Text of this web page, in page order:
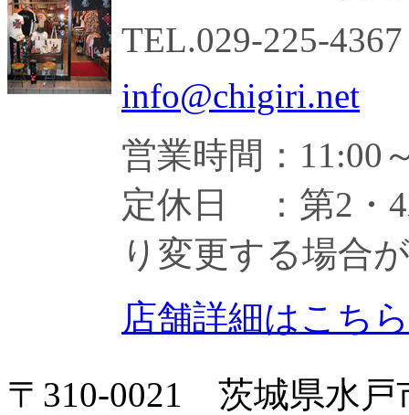
TEL.029-225-
info@chigiri.net
営業時間：11:00
定休日 ：第2・
り変更する場合
店舗詳細はこち
〒310-0021 茨城県水